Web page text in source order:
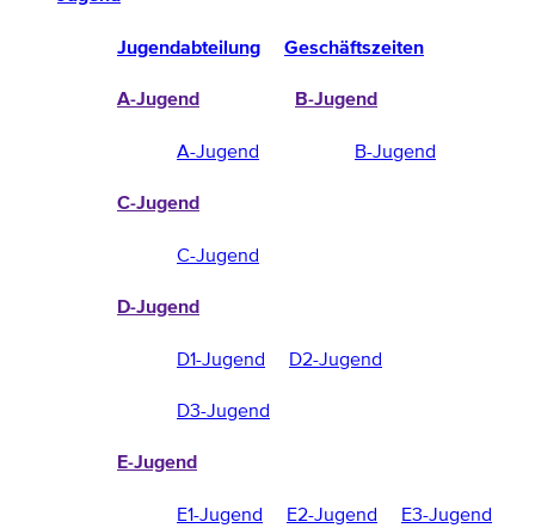
Jugendabteilung Geschäftszeiten
A-Jugend
A-Jugend
B-Jugend
B-Jugend
C-Jugend
C-Jugend
D-Jugend
D1-Jugend
D2-Jugend
D3-Jugend
E-Jugend
E1-Jugend E2-Jugend E3-Jugend